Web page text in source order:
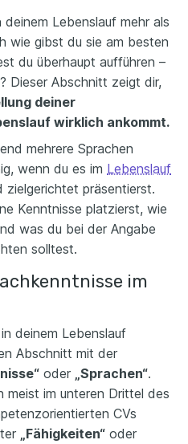
Lebenslauf mehr als
wie gibst du sie am besten
du überhaupt aufführen –
Dieser Abschnitt zeigt dir,
deiner
wirklich ankommt.
mehrere Sprachen
wenn du es im Lebenslauf
zielgerichtet präsentierst.
Kenntnisse platzierst, wie
was du bei der Angabe
solltest.
im
deinem Lebenslauf
Abschnitt mit der
oder „Sprachen“.
im unteren Drittel des
CVs
„Fähigkeiten“ oder